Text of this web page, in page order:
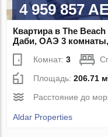
4 959 857
Квартира в The
Даби, ОАЭ 3
Комнат:3
Площадь:206.71
Расстояние до
Aldar Properties